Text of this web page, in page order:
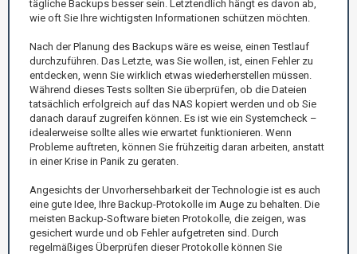
tägliche Backups besser sein. Letztendlich hängt es davon ab,
wie oft Sie Ihre wichtigsten Informationen schützen möchten.
Nach der Planung des Backups wäre es weise, einen Testlauf
durchzuführen. Das Letzte, was Sie wollen, ist, einen Fehler zu
entdecken, wenn Sie wirklich etwas wiederherstellen müssen.
Während dieses Tests sollten Sie überprüfen, ob die Dateien
tatsächlich erfolgreich auf das NAS kopiert werden und ob Sie
danach darauf zugreifen können. Es ist wie ein Systemcheck –
idealerweise sollte alles wie erwartet funktionieren. Wenn
Probleme auftreten, können Sie frühzeitig daran arbeiten, anstatt
in einer Krise in Panik zu geraten.
Angesichts der Unvorhersehbarkeit der Technologie ist es auch
eine gute Idee, Ihre Backup-Protokolle im Auge zu behalten. Die
meisten Backup-Software bieten Protokolle, die zeigen, was
gesichert wurde und ob Fehler aufgetreten sind. Durch
regelmäßiges Überprüfen dieser Protokolle können Sie